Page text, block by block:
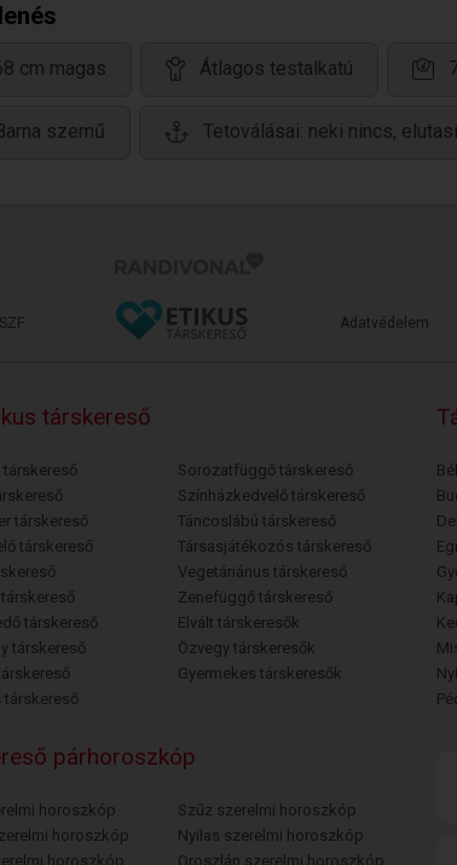
cm magas Átlagos testalkatú
szemű Tetoválásai: neki nincs,
Adatvédelem
társkereső
társkereső
társkereső
társkereső
társkereső
társkereső
Sorozatfüggő társkereső
Színházkedvelő társkereső
Táncoslábú társkereső
Társasjátékozós társkereső
Vegetáriánus társkereső
Zenefüggő társkereső
Elvált társkeresők
Özvegy társkeresők
Gyermekes társkeresők
párhoroszkóp
horoszkóp
horoszkóp
horoszkóp
Szűz szerelmi horoszkóp
Nyilas szerelmi horoszkóp
Oroszlán szerelmi horoszkóp